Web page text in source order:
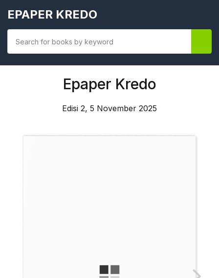
EPAPER KREDO
Epaper Kredo
Edisi 2, 5 November 2025